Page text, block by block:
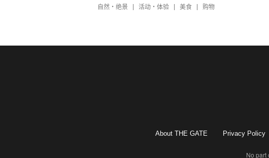
自然・绝景
活动・体验 美食 购物
About THE GATE Privacy Policy
No part